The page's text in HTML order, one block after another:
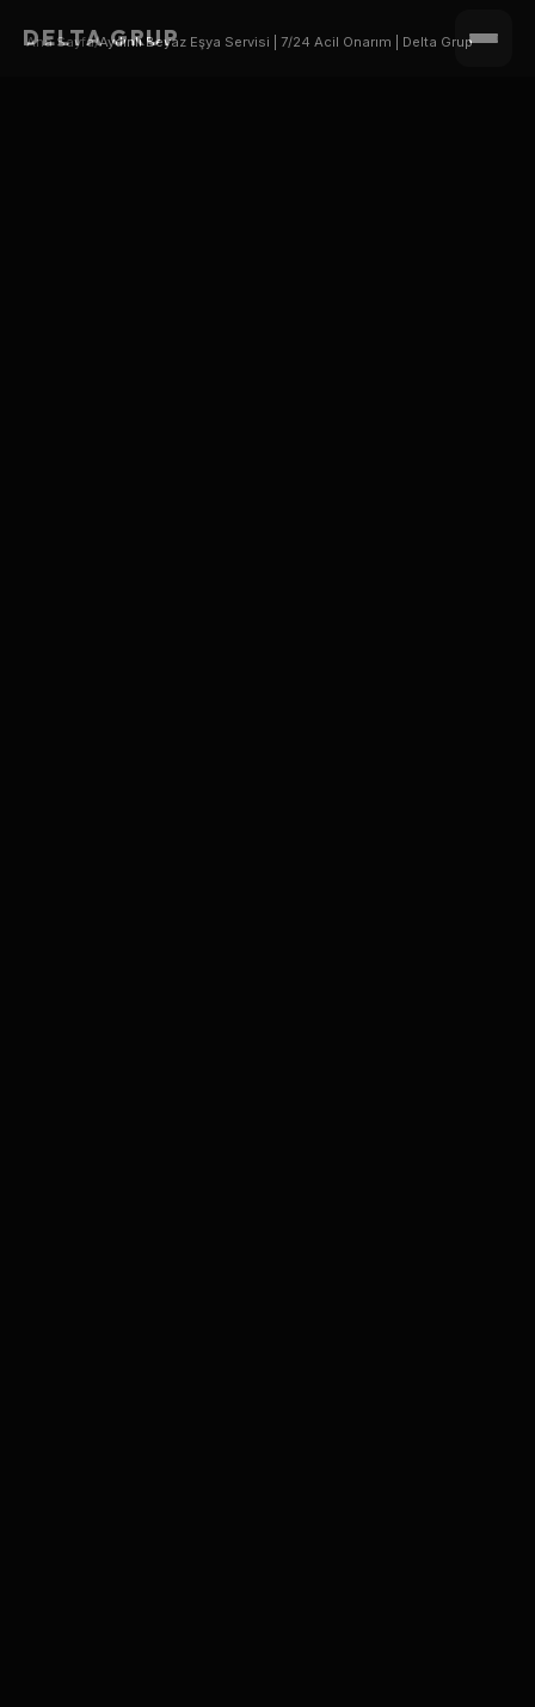
DELTA GRUP
Ana Sayfa/Aydınlı Beyaz Eşya Servisi | 7/24 Acil Onarım | Delta Grup